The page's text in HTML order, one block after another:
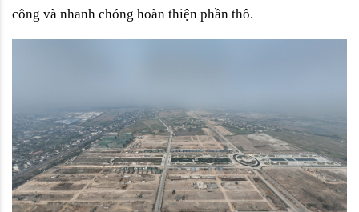
công và nhanh chóng hoàn thiện phần thô.